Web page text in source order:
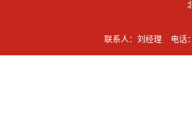
联系人：刘经理 电话